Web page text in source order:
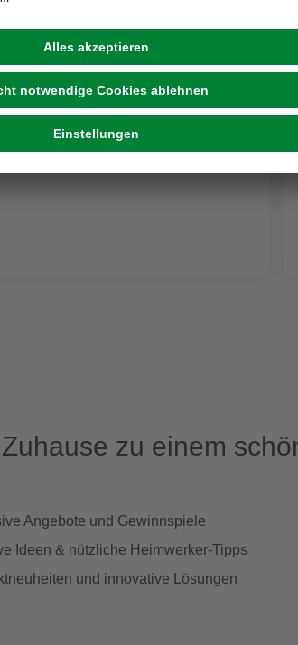
COLLECTIONS
Länge: 5 m, Aluminium, silberfarben
zu einem
Angebote und Gewinnspiele
Ideen & nützliche Heimwerker-Tipps
und innovative Lösungen